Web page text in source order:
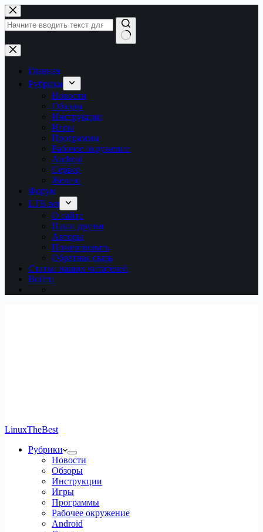
Перейти
к
сути
Ничего
не
найденоГлавная
Рубрики
Новости
Обзоры
Инструкции
Игры
Программы
Рабочее окружение
Android
Сервер
Железо
Форум
LTB.net
О сайте
Наши друзья
Авторы
Пожертвовать
Обратная связь
Статьи наших читателей
Войти
LinuxTheBest
Рубрики
Новости
Обзоры
Инструкции
Игры
Программы
Рабочее окружение
Android